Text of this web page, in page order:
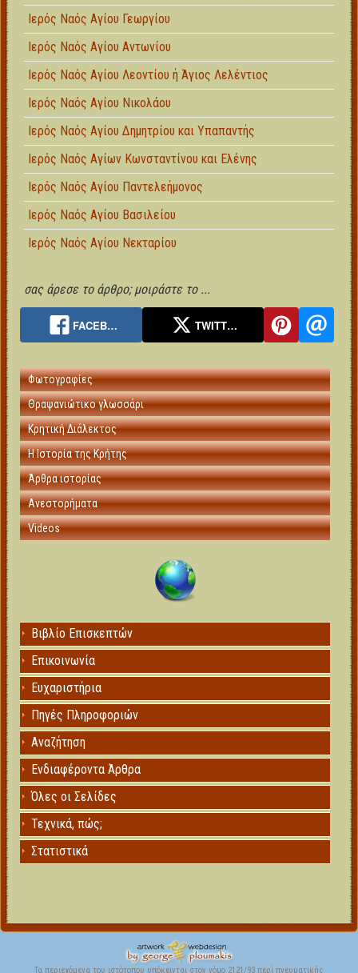
Ιερός Ναός Αγίου Γεωργίου
Ιερός Ναός Αγίου Αντωνίου
Ιερός Ναός Αγίου Λεοντίου ή Άγιος Λελέντιος
Ιερός Ναός Αγίου Νικολάου
Ιερός Ναός Αγίου Δημητρίου και Υπαπαντής
Ιερός Ναός Αγίων Κωνσταντίνου και Ελένης
Ιερός Ναός Αγίου Παντελεήμονος
Ιερός Ναός Αγίου Βασιλείου
Ιερός Ναός Αγίου Νεκταρίου
σας άρεσε το άρθρο; μοιράστε το ...
FACEB… TWITT…
Φωτογραφίες
Θραψανιώτικο γλωσσάρι
Κρητική Διάλεκτος
Η Ιστορία της Κρήτης
Άρθρα ιστορίας
Ανεστορήματα
Videos
Βιβλίο Επισκεπτών
Επικοινωνία
Ευχαριστήρια
Πηγές Πληροφοριών
Αναζήτηση
Ενδιαφέροντα Άρθρα
Όλες οι Σελίδες
Τεχνικά, πώς;
Στατιστικά
Τα περιεχόμενα του ιστότοπου υπόκεινται στον νόμο 2121/93 περί πνευματικής